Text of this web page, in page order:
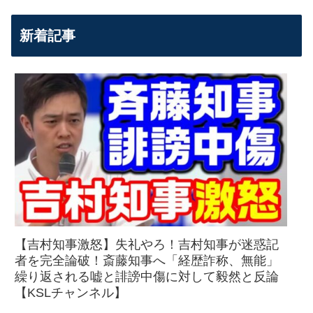
新着記事
【吉村知事激怒】失礼やろ！吉村知事が迷惑記
者を完全論破！斎藤知事へ「経歴詐称、無能」
繰り返される嘘と誹謗中傷に対して毅然と反論
【KSLチャンネル】